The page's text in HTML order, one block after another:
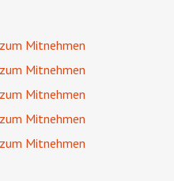
Mitnehmen
Mitnehmen
Mitnehmen
Mitnehmen
Mitnehmen